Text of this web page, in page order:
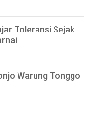
Toleransi Sejak
Warung Tonggo
Festival
Semangat